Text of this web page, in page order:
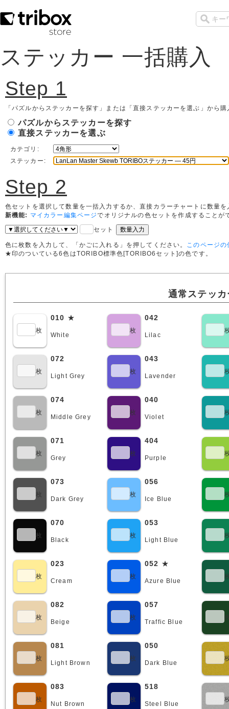
ステッカー 一括購入
Step 1
「パズルからステッカーを探す」または「直接ステッカーを選ぶ」から
パズルからステッカーを探す
直接ステッカーを選ぶ
カテゴリ:
ステッカー:
Step 2
色セットを選択して数量を一括入力するか、直接カラーチャートに数量
新機能:
マイカラー編集ページでオリジナルの色セットを作成すること
セット
色に枚数を入力して、「かごに入れる」を押してください。
このページの
★印のついている6色はTORIBO標準色[TORIBO6セット]の色です。
通常ステッカ
枚
010 ★
枚
042
White Lilac
枚
072
枚
043
Light Grey Lavender
枚
074
枚
040
Middle Grey Violet
枚
071
枚
404
Grey Purple
枚
073
枚
056
Dark Grey Ice Blue
枚
070
枚
053
Black Light Blue
枚
023
枚
052 ★
Cream Azure Blue
枚
082
枚
057
Beige Traffic Blue
枚
081
枚
050
Light Brown Dark Blue
枚
083
枚
518
Nut Brown Steel Blue